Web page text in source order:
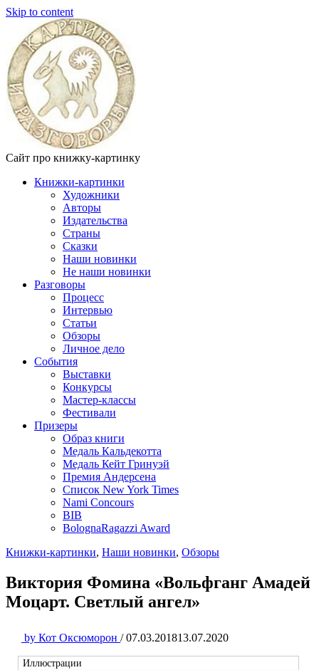
Skip to content
Сайт про книжку-картинку
Книжки-картинки
Художники
Авторы
Издательства
Страны
Сказки
Наши новинки
Не наши новинки
Разговоры
Процесс
Интервью
Статьи
Обзоры
Личное дело
События
Выставки
Конкурсы
Мастер-классы
Фестивали
Призеры
Образ книги
Медаль Кальдекотта
Медаль Кейт Гринуэй
Премия Андерсена
Список New York Times
Nami Concours
BIB
BolognaRagazzi Award
Книжки-картинки, Наши новинки, Обзоры
Виктория Фомина «Вольфганг Амадей
Моцарт. Светлый ангел»
by Кот Оксюморон / 07.03.201813.07.2020
Иллюстрации